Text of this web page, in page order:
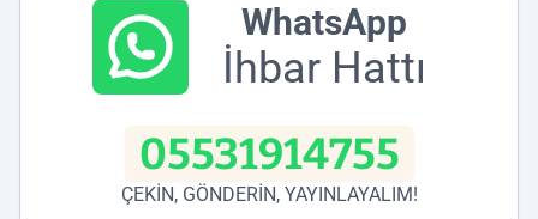
WhatsApp
İhbar Hattı
05531914755
ÇEKİN, GÖNDERİN, YAYINLAYALIM!